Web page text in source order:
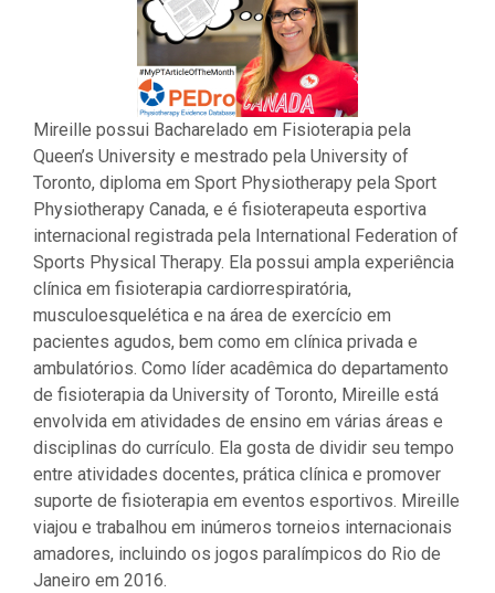
Mireille possui Bacharelado em Fisioterapia pela
Queen’s University e mestrado pela University of
Toronto, diploma em Sport Physiotherapy pela Sport
Physiotherapy Canada, e é fisioterapeuta esportiva
internacional registrada pela International Federation of
Sports Physical Therapy. Ela possui ampla experiência
clínica em fisioterapia cardiorrespiratória,
musculoesquelética e na área de exercício em
pacientes agudos, bem como em clínica privada e
ambulatórios. Como líder acadêmica do departamento
de fisioterapia da University of Toronto, Mireille está
envolvida em atividades de ensino em várias áreas e
disciplinas do currículo. Ela gosta de dividir seu tempo
entre atividades docentes, prática clínica e promover
suporte de fisioterapia em eventos esportivos. Mireille
viajou e trabalhou em inúmeros torneios internacionais
amadores, incluindo os jogos paralímpicos do Rio de
Janeiro em 2016.